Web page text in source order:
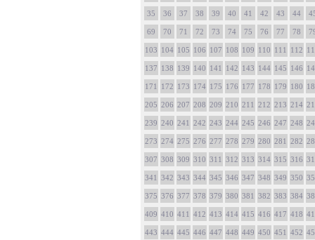
35 36 37 38 39 40 41 42 43 44
69 70 71 72 73 74 75 76 77 78
103 104 105 106 107 108 109 110 111 112
137 138 139 140 141 142 143 144 145 146
171 172 173 174 175 176 177 178 179 180
205 206 207 208 209 210 211 212 213 214
239 240 241 242 243 244 245 246 247 248
273 274 275 276 277 278 279 280 281 282
307 308 309 310 311 312 313 314 315 316
341 342 343 344 345 346 347 348 349 350
375 376 377 378 379 380 381 382 383 384
409 410 411 412 413 414 415 416 417 418
443 444 445 446 447 448 449 450 451 452